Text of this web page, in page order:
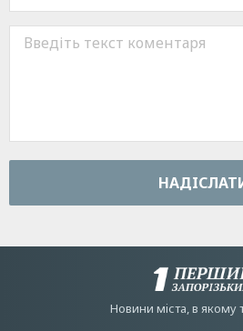
Новини мiста, в якому